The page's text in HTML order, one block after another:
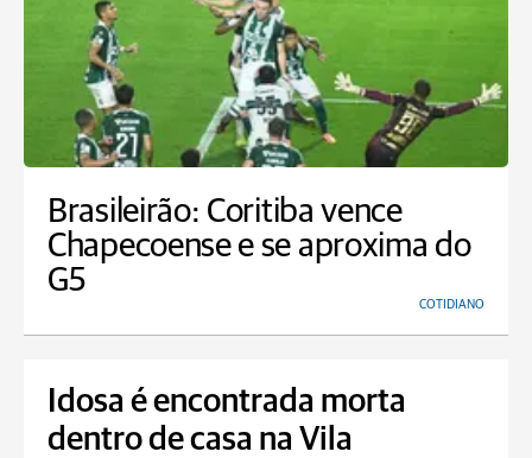
Brasileirão: Coritiba vence
Chapecoense e se aproxima do
G5
COTIDIANO
Idosa é encontrada morta
dentro de casa na Vila